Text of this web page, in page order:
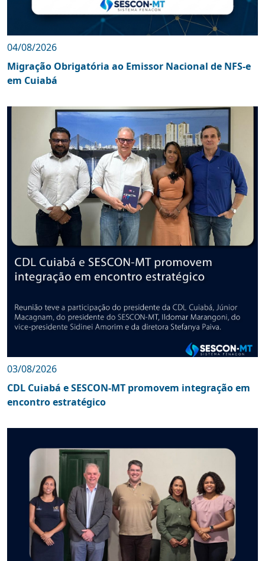
04/08/2026
Migração Obrigatória ao Emissor Nacional de NFS-e
em Cuiabá
03/08/2026
CDL Cuiabá e SESCON-MT promovem integração em
encontro estratégico